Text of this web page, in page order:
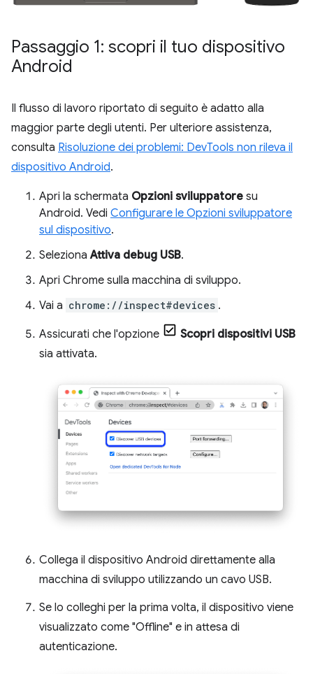
Passaggio 1: scopri il tuo dispositivo
Android
Il flusso di lavoro riportato di seguito è adatto alla
maggior parte degli utenti. Per ulteriore assistenza,
consulta Risoluzione dei problemi: DevTools non rileva il
dispositivo Android.
Apri la schermata Opzioni sviluppatore su
Android. Vedi Configurare le Opzioni sviluppatore
sul dispositivo.
SelezionaAttiva debug USB.
Apri Chrome sulla macchina di sviluppo.
Vai a chrome://inspect#devices .
Assicurati che l'opzione
Scopri dispositivi USB
sia attivata.
Collega il dispositivo Android direttamente alla
macchina di sviluppo utilizzando un cavo USB.
Se lo colleghi per la prima volta, il dispositivo viene
visualizzato come "Offline" e in attesa di
autenticazione.